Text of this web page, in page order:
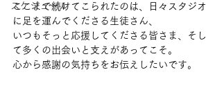
スケジュール
ここまで続けてこられたのは、日々スタジオ
に足を運んでくださる生徒さん、
いつもそっと応援してくださる皆さま、そし
て多くの出会いと支えがあってこそ。
心から感謝の気持ちをお伝えしたいです。